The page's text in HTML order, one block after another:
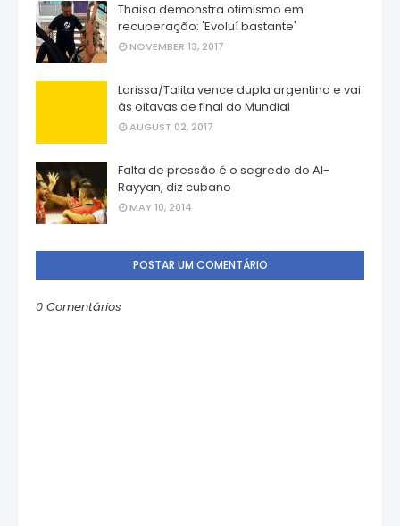
Thaisa demonstra otimismo em
recuperação: 'Evoluí bastante'
NOVEMBER 13, 2017
Larissa/Talita vence dupla argentina e vai
às oitavas de final do Mundial
AUGUST 02, 2017
Falta de pressão é o segredo do Al-
Rayyan, diz cubano
MAY 10, 2014
POSTAR UM COMENTÁRIO
0 Comentários